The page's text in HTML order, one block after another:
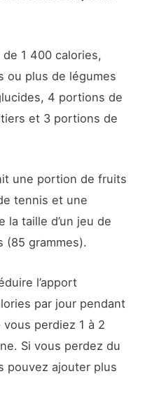
1 400 calories,
ou plus de légumes
4 portions de
et 3 portions de
une portion de fruits
tennis et une
la taille d’un jeu de
(85 grammes).
l’apport
par jour pendant
perdiez 1 à 2
Si vous perdez du
pouvez ajouter plus